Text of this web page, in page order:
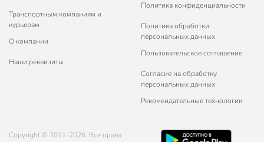
Транспортным компаниям и
курьерам
О компании
Наши реквизиты
Политика конфиденциальности
Политика обработки
персональных данных
Пользовательское соглашение
Согласие на обработку
персональных данных
Рекомендательные технологии
Copyright © 2011-2026. Все права